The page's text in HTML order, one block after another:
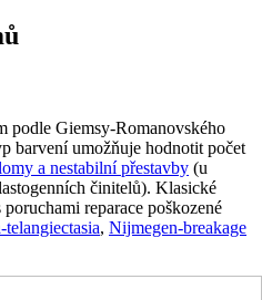
podle Giemsy-Romanovského
barvení umožňuje hodnotit počet
a nestabilní přestavby (u
činitelů). Klasické
reparace poškozené
telangiectasia, Nijmegen-breakage